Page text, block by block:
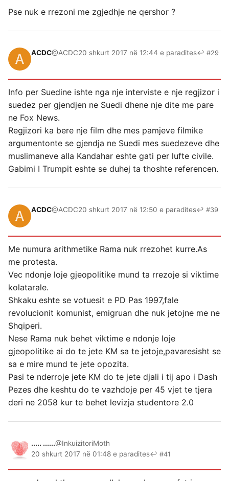
Pse nuk e rrezoni me zgjedhje ne qershor ?
ACDC@ACDC20 shkurt 2017 në 12:44 e paradites↩ #29
Info per Suedine ishte nga nje interviste e nje regjizor i
suedez per gjendjen ne Suedi dhene nje dite me pare
ne Fox News.
Regjizori ka bere nje film dhe mes pamjeve filmike
argumentonte se gjendja ne Suedi mes suedezeve dhe
muslimaneve alla Kandahar eshte gati per lufte civile.
Gabimi I Trumpit eshte se duhej ta thoshte referencen.
ACDC@ACDC20 shkurt 2017 në 12:50 e paradites↩ #39
Me numura arithmetike Rama nuk rrezohet kurre.As
me protesta.
Vec ndonje loje gjeopolitike mund ta rrezoje si viktime
kolatarale.
Shkaku eshte se votuesit e PD Pas 1997,fale
revolucionit komunist, emigruan dhe nuk jetojne me ne
Shqiperi.
Nese Rama nuk behet viktime e ndonje loje
gjeopolitike ai do te jete KM sa te jetoje,pavaresisht se
sa e mire mund te jete opozita.
Pasi te nderroje jete KM do te jete djali i tij apo i Dash
Pezes dhe keshtu do te vazhdoje per 45 vjet te tjera
deri ne 2058 kur te behet levizja studentore 2.0
..... ......@InkuizitoriMoth
20 shkurt 2017 në 01:48 e paradites↩ #41